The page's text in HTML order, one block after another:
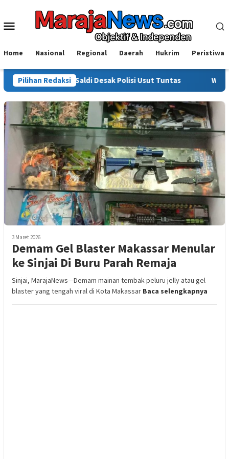
konten
Menu
Home Nasional Regional Daerah Hukrim Peristiwa
Pilihan Redaksi
Saldi Desak Polisi Usut Tuntas Warga Sinjai
3 Maret 2026
Demam Gel Blaster Makassar Menular
ke Sinjai Di Buru Parah Remaja
Sinjai, MarajaNews—Demam mainan tembak peluru jelly atau gel
blaster yang tengah viral di Kota Makassar Baca selengkapnya